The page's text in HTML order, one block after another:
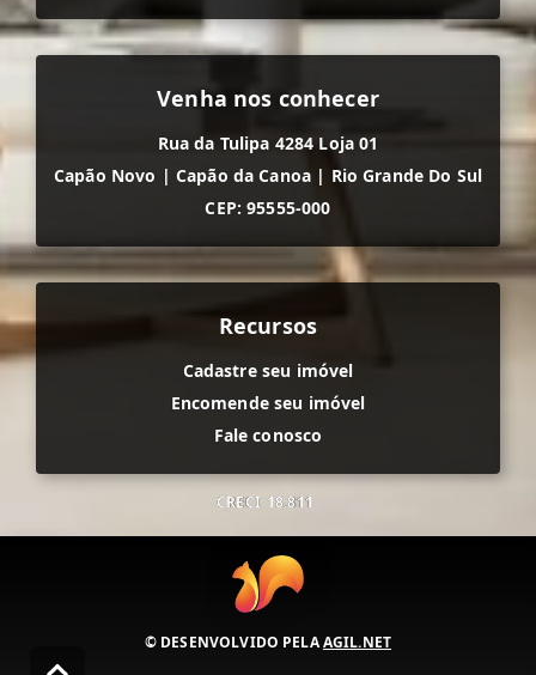
Venha nos conhecer
Rua da Tulipa 4284 Loja 01
Capão Novo | Capão da Canoa | Rio Grande Do Sul
CEP: 95555-000
Recursos
Cadastre seu imóvel
Encomende seu imóvel
Fale conosco
CRECI 18.811
© DESENVOLVIDO PELAAGIL.NET